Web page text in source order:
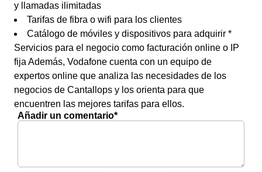
y llamadas ilimitadas
Tarifas de fibra o wifi para los clientes
Catálogo de móviles y dispositivos para adquirir *
Servicios para el negocio como facturación online o IP
fija Además, Vodafone cuenta con un equipo de
expertos online que analiza las necesidades de los
negocios de Cantallops y los orienta para que
encuentren las mejores tarifas para ellos.
Añadir un comentario*